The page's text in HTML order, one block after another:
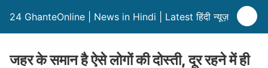
24 GhanteOnline | News in Hindi | Latest हिंदी न्यूज़
जहर के समान है ऐसे लोगों की दोस्ती, दूर रहने में ही